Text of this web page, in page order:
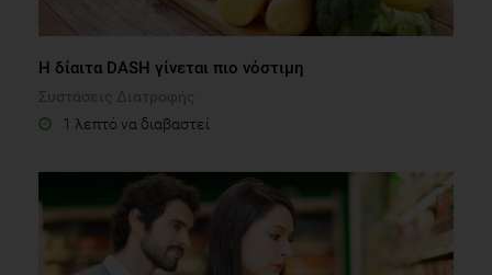
Η δίαιτα DASH γίνεται πιο νόστιμη
Συστάσεις Διατροφής
1 λεπτό να διαβαστεί